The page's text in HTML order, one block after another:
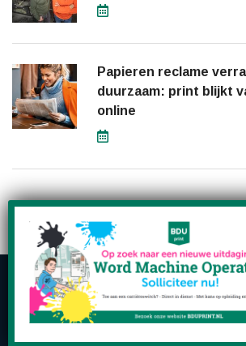
Papieren reclame
duurzaam: print blijkt
online
Copyright © 2026 BDUprint |
Privacy|Disclaimer